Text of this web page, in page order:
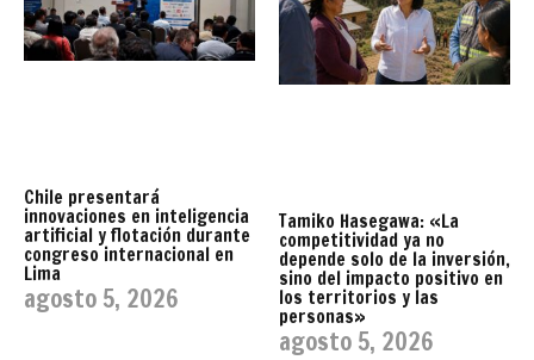
Chile presentará
innovaciones en inteligencia
artificial y flotación durante
congreso internacional en
Lima
agosto 5, 2026
Tamiko Hasegawa: «La
competitividad ya no
depende solo de la inversión,
sino del impacto positivo en
los territorios y las
personas»
agosto 5, 2026